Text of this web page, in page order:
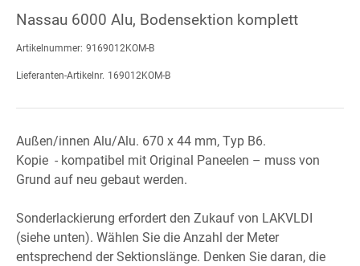
Nassau 6000 Alu, Bodensektion komplett
Artikelnummer: 9169012KOM-B
Lieferanten-Artikelnr. 169012KOM-B
Außen/innen Alu/Alu. 670 x 44 mm, Typ B6.
Kopie - kompatibel mit Original Paneelen – muss von
Grund auf neu gebaut werden.
Sonderlackierung erfordert den Zukauf von LAKVLDI
(siehe unten). Wählen Sie die Anzahl der Meter
entsprechend der Sektionslänge. Denken Sie daran, die